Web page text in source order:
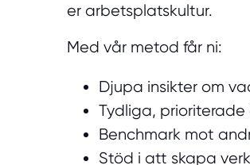
er arbetsplatskultur.
Med vår metod får ni:
Djupa insikter om
Tydliga,
Benchmark mot
Stöd i att skapa